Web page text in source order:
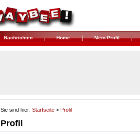
Nachrichten Home Mein Profil
Sie sind hier: Startseite > Profil
Profil